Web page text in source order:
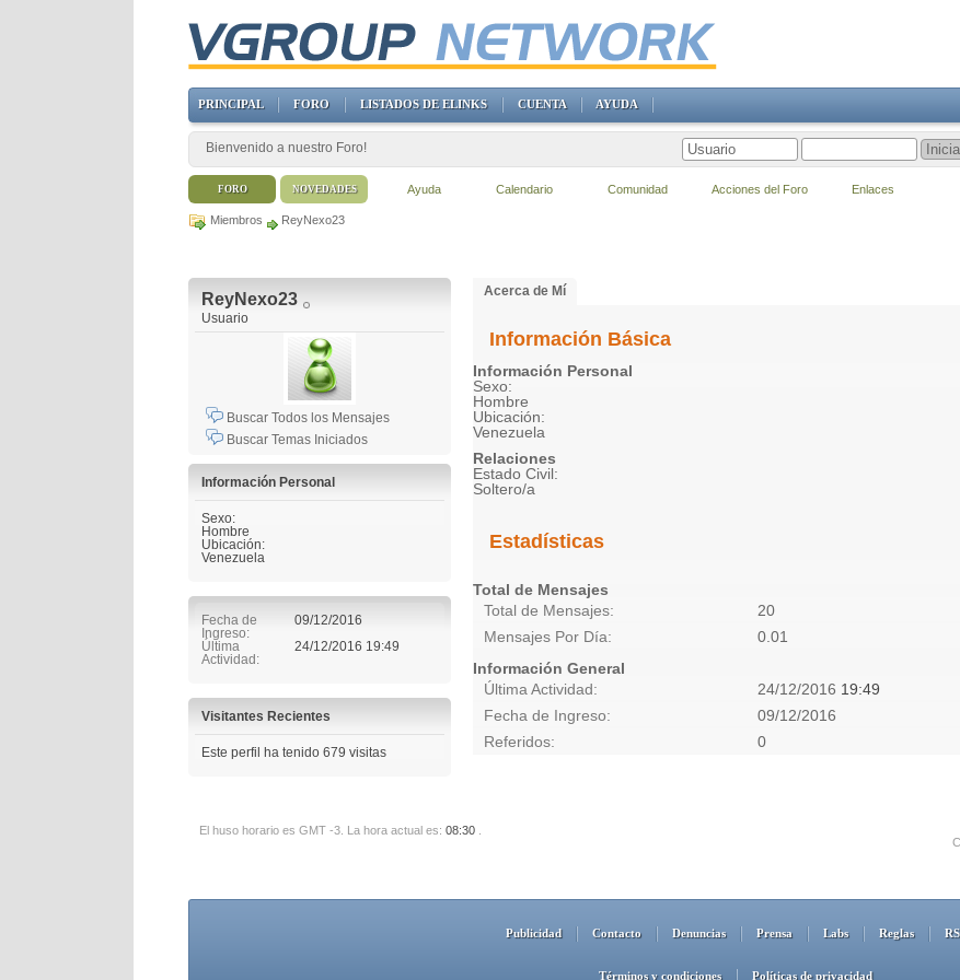
Miembros ReyNexo23
ReyNexo23
Usuario
Buscar Todos los Mensajes
Buscar Temas Iniciados
Información Personal
Sexo:
Hombre
Ubicación:
Venezuela
Fecha de
Ingreso
09/12/2016
Última
Actividad
24/12/2016 19:49
Visitantes Recientes
Este perfil ha tenido 679 visitas
Acerca de Mí
Información Básica
Información Personal
Sexo:
Hombre
Ubicación:
Venezuela
Relaciones
Estado Civil:
Soltero/a
Estadísticas
Total de Mensajes
Total de Mensajes
20
Mensajes Por Día
0.01
Información General
Última Actividad
24/12/2016 19:49
Fecha de Ingreso
09/12/2016
Referidos
0
El huso horario es GMT -3. La hora actual es: 08:30
Publicidad Contacto Denuncias Prensa Labs Reglas
Términos y condiciones Políticas de privacidad
PRINCIPAL FORO LISTADOS DE ELINKS CUENTA AYUDA
Bienvenido a nuestro Foro!
FORO Ayuda Calendario Comunidad Acciones del Foro Enlaces
NOVEDADES